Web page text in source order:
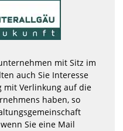
mit Sitz im
auch Sie Interesse
mit Verlinkung auf die
haben, so
Sie eine Mail